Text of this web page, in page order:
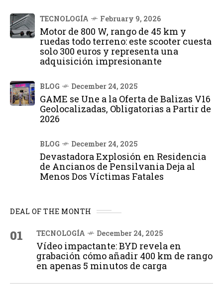
TECNOLOGÍA February 9, 2026
Motor de 800 W, rango de 45 km y
ruedas todo terreno: este scooter cuesta
solo 300 euros y representa una
adquisición impresionante
BLOG December 24, 2025
GAME se Une a la Oferta de Balizas V16
Geolocalizadas, Obligatorias a Partir de
2026
BLOG December 24, 2025
Devastadora Explosión en Residencia
de Ancianos de Pensilvania Deja al
Menos Dos Víctimas Fatales
DEAL OF THE MONTH
01 TECNOLOGÍA December 24, 2025
Vídeo impactante: BYD revela en
grabación cómo añadir 400 km de rango
en apenas 5 minutos de carga